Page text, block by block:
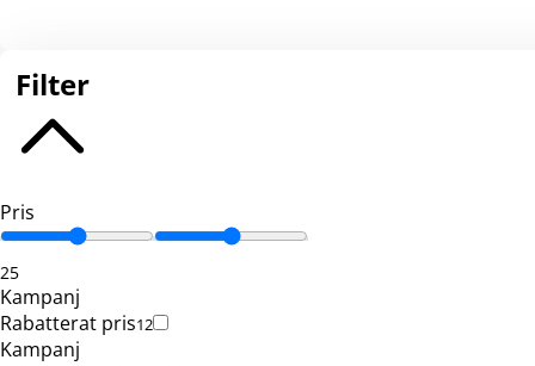
Filter
Pris
25
Kampanj
Rabatterat pris12
Kampanj